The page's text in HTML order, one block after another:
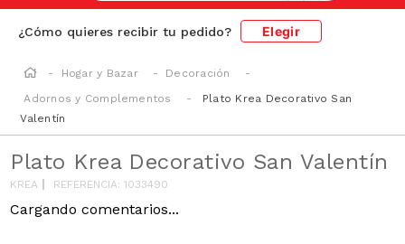
¿Cómo quieres recibir tu pedido? Elegir
Hogar y Bazar
Decoración
Adornos y Complementos
Plato Krea Decorativo San
Valentín
Plato Krea Decorativo San Valentín
KREA REFERENCIA:1033490
Cargando comentarios...